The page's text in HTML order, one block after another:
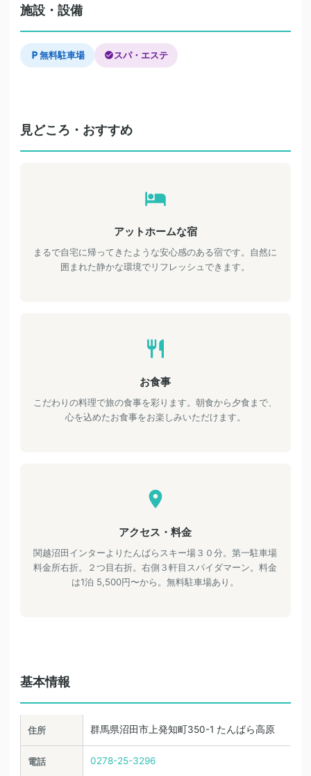
施設・設備
無料駐車場 スパ・エステ
見どころ・おすすめ
アットホームな宿
まるで自宅に帰ってきたような安心感のある宿です。自然に
囲まれた静かな環境でリフレッシュできます。
お食事
こだわりの料理で旅の食事を彩ります。朝食から夕食まで、
心を込めたお食事をお楽しみいただけます。
アクセス・料金
関越沼田インターよりたんばらスキー場３０分。第一駐車場
料金所右折。２つ目右折。右側３軒目スパイダマーン。料金
は1泊 5,500円〜から。無料駐車場あり。
基本情報
住所 群馬県沼田市上発知町350-1 たんばら高原
電話 0278-25-3296